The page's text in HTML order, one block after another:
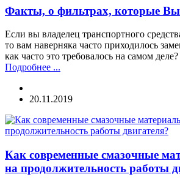
Факты, о фильтрах, которые Вы
Если вы владелец транспортного
то вам наверняка часто приходилось
как часто это требовалось на самом деле?
Подробнее ...
20.11.2019
Как современные смазочные
на продолжительность работы